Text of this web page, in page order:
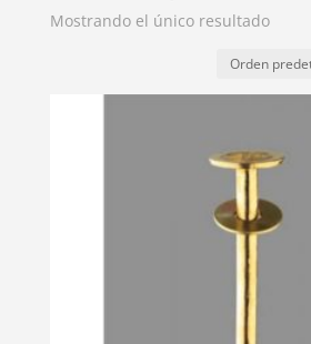
Mostrando el único resultado